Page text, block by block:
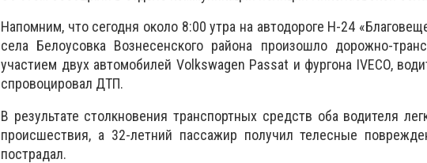
Напомним, что сегодня около 8:00 утра на автодороге Н-24
села Белоусовка Вознесенского района произошло дорожно-
участием двух автомобилей Volkswagen Passat и фургона IVECO,
спровоцировал ДТП.
В результате столкновения транспортных средств оба водителя
происшествия, а 32-летний пассажир получил телесные
пострадал.